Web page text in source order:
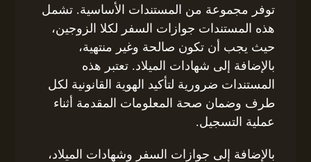
توفر مجموعة من المستندات الأساسية. تشمل
هذه المستندات جوازات السفر لكلا الزوجين،
حيث يجب أن تكون صالحة وغير منتهية،
بالإضافة إلى شهادات الميلاد. تعتبر هذه
المستندات ضرورية لتأكيد الهوية القانونية لكل
طرف وضمان صحة المعلومات المقدمة أثناء
عملية التسجيل.
بالإضافة إلى جوازات السفر وشهادات الميلاد،